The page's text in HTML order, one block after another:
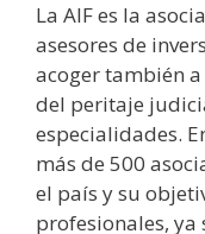
La AIF es la
asesores de
acoger también
del peritaje
especialidades.
más de 500
el país y su
profesionales,